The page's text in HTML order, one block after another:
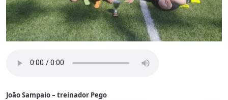
João Sampaio – treinador Pego